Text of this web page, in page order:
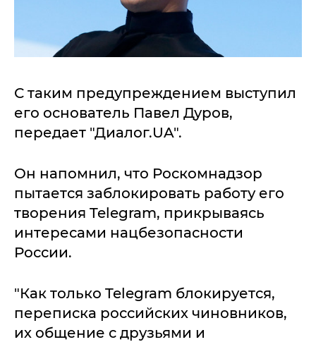
С таким предупреждением выступил
его основатель Павел Дуров,
передает "Диалог.UA".
Он напомнил, что Роскомнадзор
пытается заблокировать работу его
творения Telegram, прикрываясь
интересами нацбезопасности
России.
"Как только Telegram блокируется,
переписка российских чиновников,
их общение с друзьями и